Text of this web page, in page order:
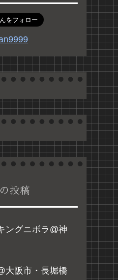
投稿
ングニボラ@神
大阪市・長堀橋